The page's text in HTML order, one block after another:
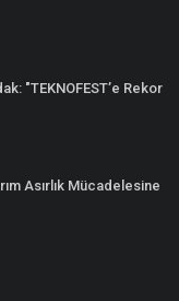
"TEKNOFEST’e Rekor
Asırlık Mücadelesine